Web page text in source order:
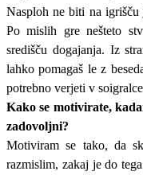
Nasploh ne biti na igrišču
Po mislih gre nešteto
središču dogajanja. Iz
lahko pomagaš le z
potrebno verjeti v
Kako se motivirate,
zadovoljni?
Motiviram se tako, da
razmislim, zakaj je do